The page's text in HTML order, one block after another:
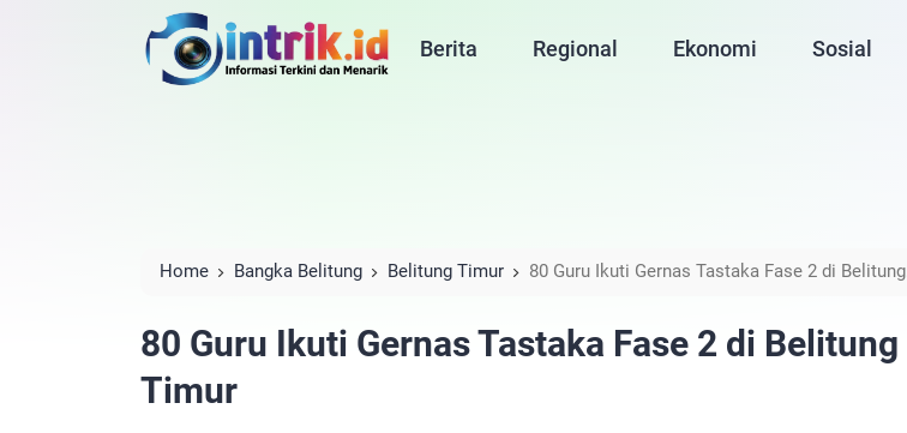
Berita Regional Ekonomi Sosial
Home Bangka Belitung Belitung Timur
80 Guru Ikuti Gernas Tastaka Fase 2 di Belitung
80 Guru Ikuti Gernas Tastaka Fase 2 di Belitung
Timur